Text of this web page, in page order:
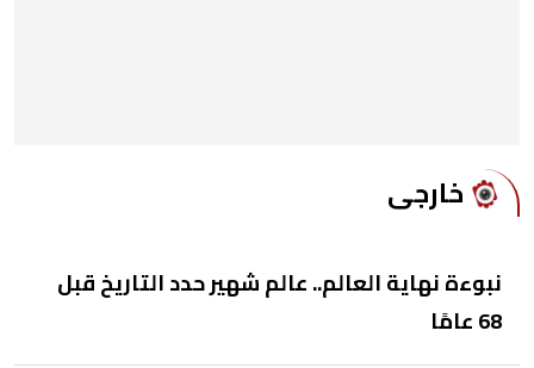
خارجى
نبوءة نهاية العالم.. عالم شهير حدد التاريخ قبل
68 عامًا